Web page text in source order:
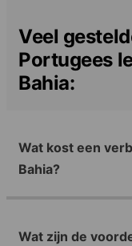
Veel
Portugees
Bahia:
Wat kost een
Bahia?
Wat zijn de